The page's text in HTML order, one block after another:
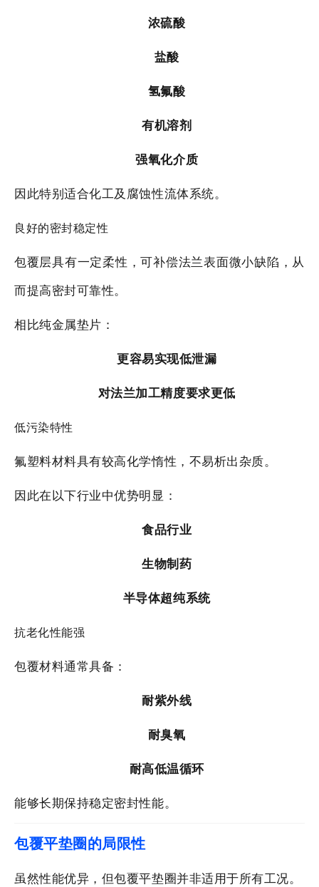
浓硫酸
盐酸
氢氟酸
有机溶剂
强氧化介质
因此特别适合化工及腐蚀性流体系统。
良好的密封稳定性
包覆层具有一定柔性，可补偿法兰表面微小缺陷，从
而提高密封可靠性。
相比纯金属垫片：
更容易实现低泄漏
对法兰加工精度要求更低
低污染特性
氟塑料材料具有较高化学惰性，不易析出杂质。
因此在以下行业中优势明显：
食品行业
生物制药
半导体超纯系统
抗老化性能强
包覆材料通常具备：
耐紫外线
耐臭氧
耐高低温循环
能够长期保持稳定密封性能。
包覆平垫圈的局限性
虽然性能优异，但包覆平垫圈并非适用于所有工况。